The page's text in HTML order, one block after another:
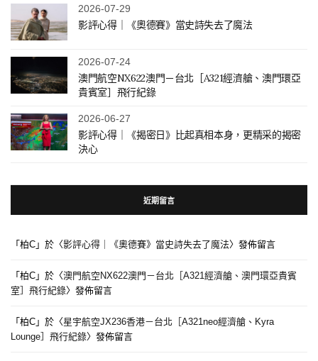
2026-07-29
影評心得｜《奧德賽》當史詩失去了魔法
2026-07-24
澳門航空NX622澳門－台北［A321經濟艙、澳門環亞
貴賓室］飛行紀錄
2026-06-27
影評心得｜《揭密日》比起真相本身，更精采的揭密
決心
近期留言
「柏C 」於〈影評心得｜《奧德賽》當史詩失去了魔法〉發佈留言
「柏C 」於〈澳門航空NX622澳門－台北［A321經濟艙、澳門環亞貴賓
室］飛行紀錄〉發佈留言
「柏C 」於〈星宇航空JX236香港－台北［A321neo經濟艙、Kyra
Lounge］飛行紀錄〉發佈留言